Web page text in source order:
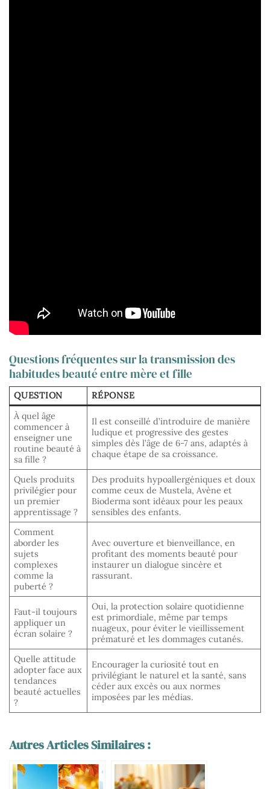
Questions fréquentes sur la transmission des
habitudes beauté entre mère et fille
QUESTION
RÉPONSE
À quel âge
commencer à
enseigner une
routine beauté à
sa fille ?
Il est conseillé d’introduire de manière
ludique et progressive des gestes
simples dès l’âge de 6-7 ans, adaptés à
chaque étape de sa croissance.
Quels produits
privilégier pour
un premier
apprentissage ?
Des produits hypoallergéniques et doux
comme ceux de Mustela, Avène et
Bioderma sont idéaux pour les peaux
sensibles des enfants.
Comment
aborder les
sujets
complexes
comme la
puberté ?
Avec ouverture et bienveillance, en
profitant des moments beauté pour
instaurer un dialogue sincère et
rassurant.
Faut-il toujours
appliquer un
écran solaire ?
Oui, la protection solaire quotidienne
est primordiale, même par temps
nuageux, pour éviter le vieillissement
prématuré et les dommages cutanés.
Quelle attitude
adopter face aux
tendances
beauté actuelles
?
Encourager la curiosité tout en
privilégiant le naturel et la santé, sans
céder aux excès ou aux normes
imposées par les médias.
Autres Articles Similaires :